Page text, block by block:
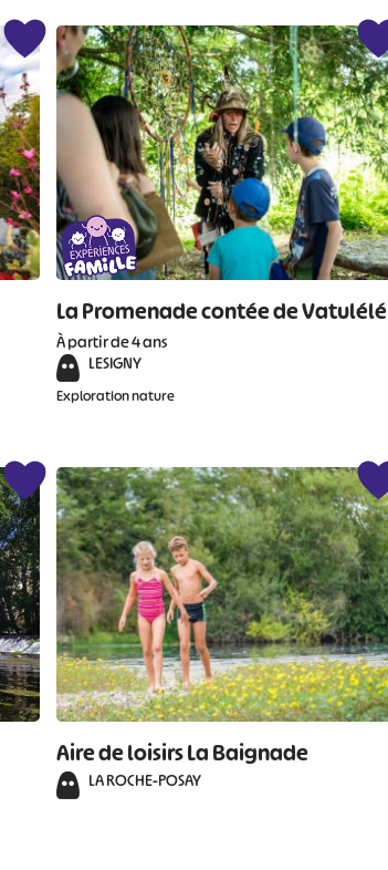
La Promenade contée de Vatulélé
À partir de 4 ans
LESIGNY
Exploration nature
Aire de loisirs La Baignade
LA ROCHE-POSAY